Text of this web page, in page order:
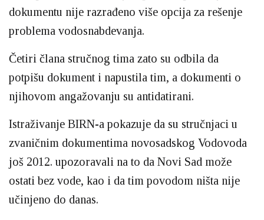
dokumentu nije razrađeno više opcija za rešenje
problema vodosnabdevanja.
Četiri člana stručnog tima zato su odbila da
potpišu dokument i napustila tim, a dokumenti o
njihovom angažovanju su antidatirani.
Istraživanje BIRN-a pokazuje da su stručnjaci u
zvaničnim dokumentima novosadskog Vodovoda
još 2012. upozoravali na to da Novi Sad može
ostati bez vode, kao i da tim povodom ništa nije
učinjeno do danas.